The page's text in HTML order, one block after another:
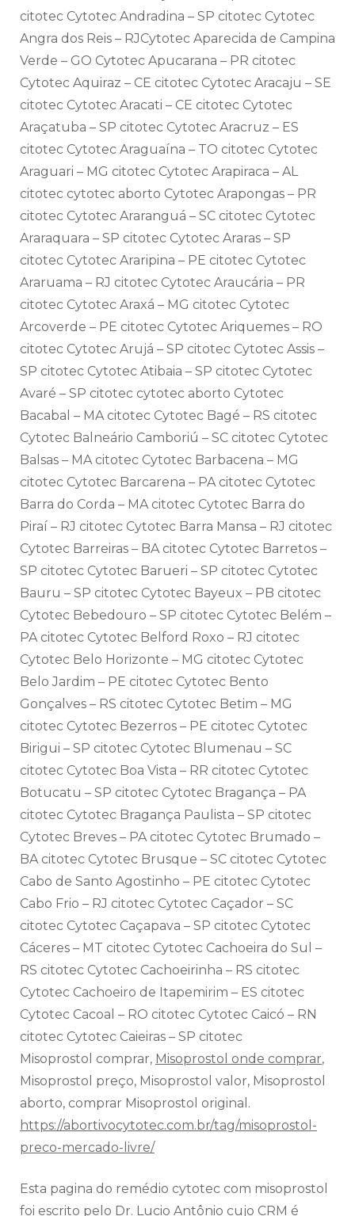
citotec Cytotec Andradina – SP citotec Cytotec
Angra dos Reis – RJCytotec Aparecida de Campina
Verde – GO Cytotec Apucarana – PR citotec
Cytotec Aquiraz – CE citotec Cytotec Aracaju – SE
citotec Cytotec Aracati – CE citotec Cytotec
Araçatuba – SP citotec Cytotec Aracruz – ES
citotec Cytotec Araguaína – TO citotec Cytotec
Araguari – MG citotec Cytotec Arapiraca – AL
citotec cytotec aborto Cytotec Arapongas – PR
citotec Cytotec Araranguá – SC citotec Cytotec
Araraquara – SP citotec Cytotec Araras – SP
citotec Cytotec Araripina – PE citotec Cytotec
Araruama – RJ citotec Cytotec Araucária – PR
citotec Cytotec Araxá – MG citotec Cytotec
Arcoverde – PE citotec Cytotec Ariquemes – RO
citotec Cytotec Arujá – SP citotec Cytotec Assis –
SP citotec Cytotec Atibaia – SP citotec Cytotec
Avaré – SP citotec cytotec aborto Cytotec
Bacabal – MA citotec Cytotec Bagé – RS citotec
Cytotec Balneário Camboriú – SC citotec Cytotec
Balsas – MA citotec Cytotec Barbacena – MG
citotec Cytotec Barcarena – PA citotec Cytotec
Barra do Corda – MA citotec Cytotec Barra do
Piraí – RJ citotec Cytotec Barra Mansa – RJ citotec
Cytotec Barreiras – BA citotec Cytotec Barretos –
SP citotec Cytotec Barueri – SP citotec Cytotec
Bauru – SP citotec Cytotec Bayeux – PB citotec
Cytotec Bebedouro – SP citotec Cytotec Belém –
PA citotec Cytotec Belford Roxo – RJ citotec
Cytotec Belo Horizonte – MG citotec Cytotec
Belo Jardim – PE citotec Cytotec Bento
Gonçalves – RS citotec Cytotec Betim – MG
citotec Cytotec Bezerros – PE citotec Cytotec
Birigui – SP citotec Cytotec Blumenau – SC
citotec Cytotec Boa Vista – RR citotec Cytotec
Botucatu – SP citotec Cytotec Bragança – PA
citotec Cytotec Bragança Paulista – SP citotec
Cytotec Breves – PA citotec Cytotec Brumado –
BA citotec Cytotec Brusque – SC citotec Cytotec
Cabo de Santo Agostinho – PE citotec Cytotec
Cabo Frio – RJ citotec Cytotec Caçador – SC
citotec Cytotec Caçapava – SP citotec Cytotec
Cáceres – MT citotec Cytotec Cachoeira do Sul –
RS citotec Cytotec Cachoeirinha – RS citotec
Cytotec Cachoeiro de Itapemirim – ES citotec
Cytotec Cacoal – RO citotec Cytotec Caicó – RN
citotec Cytotec Caieiras – SP citotec
Misoprostol comprar, Misoprostol onde comprar,
Misoprostol preço, Misoprostol valor, Misoprostol
aborto, comprar Misoprostol original.
https://abortivocytotec.com.br/tag/misoprostol-
preco-mercado-livre/
Esta pagina do remédio cytotec com misoprostol
foi escrito pelo Dr. Lucio Antônio cujo CRM é